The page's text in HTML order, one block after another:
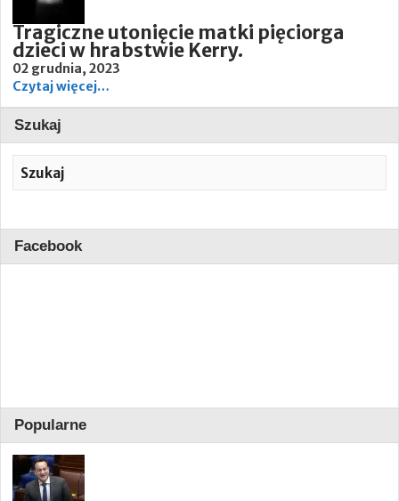
Tragiczne utonięcie matki pięciorga
dzieci w hrabstwie Kerry.
02 grudnia, 2023
Czytaj więcej…
Szukaj
Facebook
Popularne